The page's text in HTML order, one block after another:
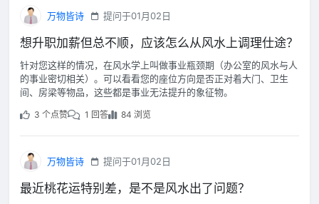
万物皆诗 提问于01月02日
想升职加薪但总不顺，应该怎么从风水上调理仕途？
针对您这样的情况，在风水学上叫做事业瓶颈期（办公室的风水与人
的事业密切相关）。可以看看您的座位方向是否正对着大门、卫生
间、房梁等物品，这些都是事业无法提升的象征物。
3 个点赞 1 回答 84 浏览
万物皆诗 提问于01月02日
最近桃花运特别差，是不是风水出了问题？